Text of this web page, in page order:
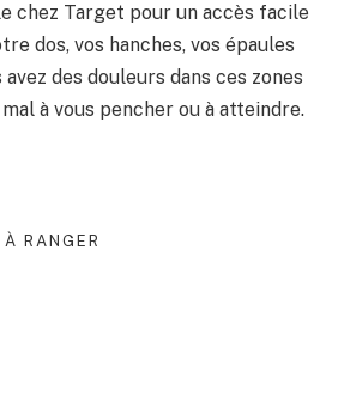
chez Target pour un accès facile
dos, vos hanches, vos épaules
des douleurs dans ces zones
à vous pencher ou à atteindre.
RANGER